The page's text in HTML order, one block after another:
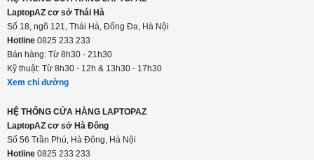
HỆ THỐNG CỬA HÀNG LAPTOPAZ
LaptopAZ cơ sở Thái Hà
Số 18, ngõ 121, Thái Hà, Đống Đa, Hà Nội
Hotline0825 233 233
Bán hàng: Từ 8h30 - 21h30
Kỹ thuật: Từ 8h30 - 12h & 13h30 - 17h30
HỆ THỐNG CỬA HÀNG LAPTOPAZ
LaptopAZ cơ sở Hà Đông
Số 56 Trần Phú, Hà Đông, Hà Nội